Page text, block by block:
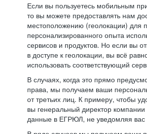
Если вы пользуетесь мобильным
то вы можете предоставлять нам
местоположению (геолокации) для
персонализированного опыта
сервисов и продуктов. Но если вы
в доступе к геолокации, вы всё
использовать соответствующий
В случаях, когда это прямо
права, мы получаем ваши
от третьих лиц. К примеру, чтобы
вы генеральный директор
данные в ЕГРЮЛ, не уведомляя вас